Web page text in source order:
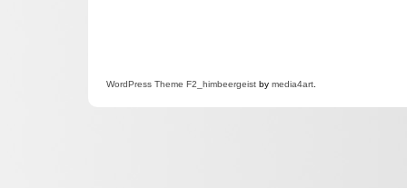
WordPress Theme F2 _himbeergeist by media4art